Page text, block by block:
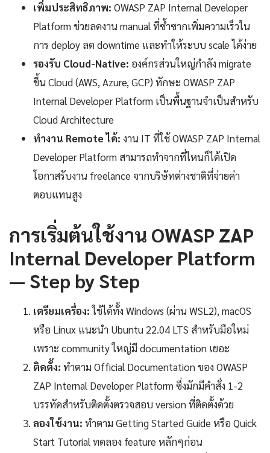
เพิ่มประสิทธิภาพ: OWASP ZAP Internal Developer
Platform ช่วยลดงาน manual ที่ซ้ำซากเพิ่มความเร็วใน
การ deploy ลด downtime และทำให้ระบบ scale ได้ง่าย
รองรับ Cloud-Native: องค์กรส่วนใหญ่กำลัง migrate
ขึ้น Cloud (AWS, Azure, GCP) ทักษะ OWASP ZAP
Internal Developer Platform เป็นพื้นฐานจำเป็นสำหรับ
Cloud Architecture
ทำงาน Remote ได้: งาน IT ที่ใช้ OWASP ZAP Internal
Developer Platform สามารถทำจากที่ไหนก็ได้เปิด
โอกาสรับงาน freelance จากบริษัทต่างชาติที่จ่ายค่า
ตอบแทนสูง
การเริ่มต้นใช้งาน OWASP ZAP
Internal Developer Platform
— Step by Step
เตรียมเครื่อง:ใช้ได้ทั้ง Windows (ผ่าน WSL2), macOS
หรือ Linux แนะนำ Ubuntu 22.04 LTS สำหรับมือใหม่
เพราะ community ใหญ่มี documentation เยอะ
ติดตั้ง: ทำตาม Official Documentation ของ OWASP
ZAP Internal Developer Platform ซึ่งมักมีคำสั่ง 1-2
บรรทัดสำหรับติดตั้งตรวจสอบ version ที่ติดตั้งด้วย
ลองใช้งาน: ทำตาม Getting Started Guide หรือ Quick
Start Tutorial ทดลอง feature หลักๆก่อน